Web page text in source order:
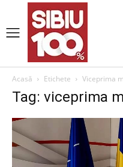
Acasă Etichete Viceprima
Tag: viceprima